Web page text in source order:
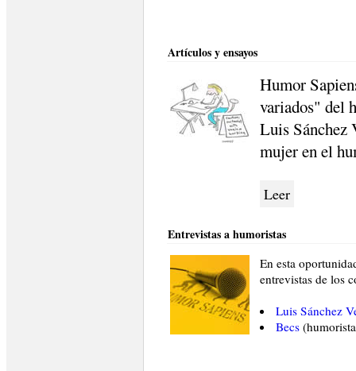
Artículos y ensayos
Humor
variados" del
Luis Sánchez
mujer en el
Leer
Entrevistas a humoristas
En esta
entrevistas de los
Luis Sánchez
Becs